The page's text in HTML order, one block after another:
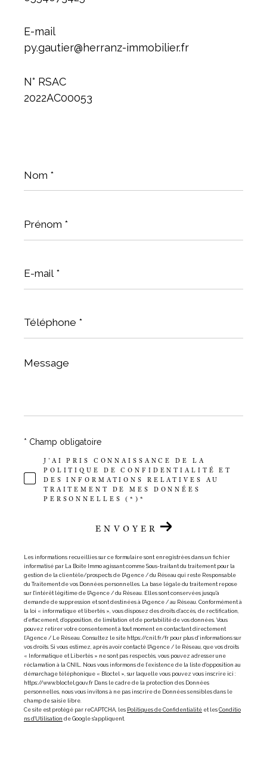
E-mail
py.gautier@herranz-immobilier.fr
N° RSAC
2022AC00053
*
*
mail
*
*
Message
*
J'AI PRIS CONNAISSANCE DE LA
POLITIQUE DE CONFIDENTIALITÉ ET
DES INFORMATIONS RELATIVES AU
TRAITEMENT DE MES DONNÉES
PERSONNELLES (*)*
* Champ obligatoire
ENVOYER
Les informations recueillies sur ce formulaire sont enregistrées dans un fichier
informatisé par La Boite Immo agissant comme Sous-traitant du traitement pour la
gestion de la clientèle/prospects de l'Agence / du Réseau qui reste Responsable
du Traitement de vos Données personnelles. La base légale du traitement repose
sur l'intérêt légitime de l'Agence / du Réseau. Elles sont conservées jusqu'à
demande de suppression et sont destinées à l'Agence / au Réseau. Conformément à
la loi « informatique et libertés », vous disposez des droits d’accès, de rectification,
d’effacement, d’opposition, de limitation et de portabilité de vos données. Vous
pouvez retirer votre consentement à tout moment en contactant directement
l’Agence / Le Réseau. Consultez le site https://cnil.fr/fr pour plus d’informations sur
vos droits. Si vous estimez, après avoir contacté l'Agence / le Réseau, que vos droits
« Informatique et Libertés » ne sont pas respectés, vous pouvez adresser une
réclamation à la CNIL. Nous vous informons de l’existence de la liste d'opposition au
démarchage téléphonique « Bloctel », sur laquelle vous pouvez vous inscrire ici :
https://www.bloctel.gouv.fr Dans le cadre de la protection des Données
personnelles, nous vous invitons à ne pas inscrire de Données sensibles dans le
champ de saisie libre.
Ce site est protégé par reCAPTCHA, les Politiques de Confidentialité et les Conditio
ns d'Utilisation de Google s'appliquent.